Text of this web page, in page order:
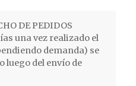
DE PEDIDOS
una vez realizado el
demanda) se
luego del envío de